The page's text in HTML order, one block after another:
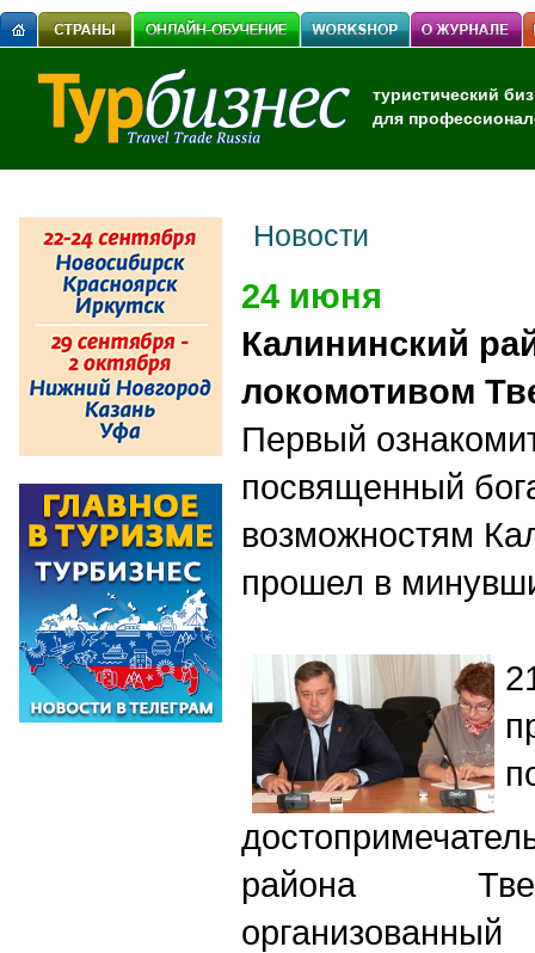
туристический
для
Новости
24 июня
Калининский
локомотивом
Первый
посвященный
возможностям
прошел в
района